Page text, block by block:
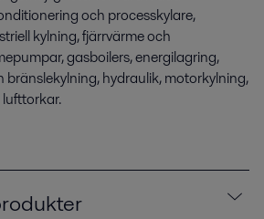
och processkylare,
kylning, fjärrvärme och
gasboilers, energilagring,
bränslekylning, hydraulik, motorkylning,